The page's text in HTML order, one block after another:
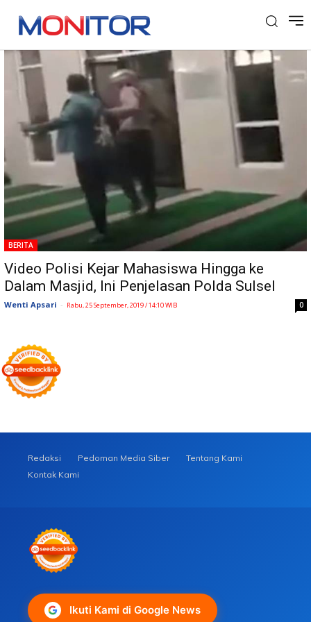
Tag: Masjid DPRD Sulsel
BERITA
Video Polisi Kejar Mahasiswa Hingga ke
Dalam Masjid, Ini Penjelasan Polda Sulsel
Wenti Apsari - Rabu, 25 September, 2019 / 14:10 WIB 0
Redaksi Pedoman Media Siber
Tentang Kami
Kontak Kami
Ikuti Kami di Google News